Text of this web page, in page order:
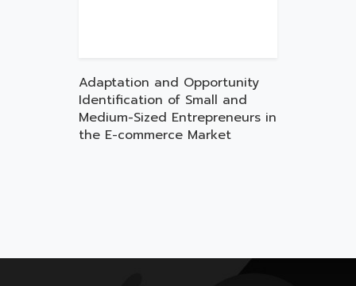
Adaptation and Opportunity
Identification of Small and
Medium-Sized Entrepreneurs in
the E-commerce Market